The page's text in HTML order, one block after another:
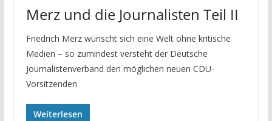
Merz und die Journalisten Teil II
Friedrich Merz wünscht sich eine Welt ohne kritische
Medien – so zumindest versteht der Deutsche
Journalistenverband den möglichen neuen CDU-
Vorsitzenden
Weiterlesen